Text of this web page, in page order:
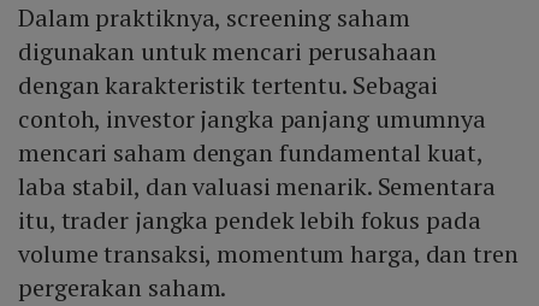
Dalam praktiknya, screening saham
digunakan untuk mencari perusahaan
dengan karakteristik tertentu. Sebagai
contoh, investor jangka panjang umumnya
mencari saham dengan fundamental kuat,
laba stabil, dan valuasi menarik. Sementara
itu, trader jangka pendek lebih fokus pada
volume transaksi, momentum harga, dan tren
pergerakan saham.